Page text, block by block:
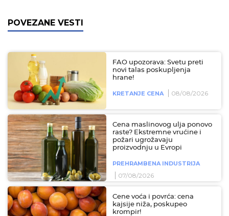
POVEZANE VESTI
FAO upozorava: Svetu preti
novi talas poskupljenja
hrane!
KRETANJE CENA 08/08/2026
Cena maslinovog ulja ponovo
raste? Ekstremne vrućine i
požari ugrožavaju
proizvodnju u Evropi
PREHRAMBENA INDUSTRIJA
07/08/2026
Cene voća i povrća: cena
kajsije niža, poskupeo
krompir!